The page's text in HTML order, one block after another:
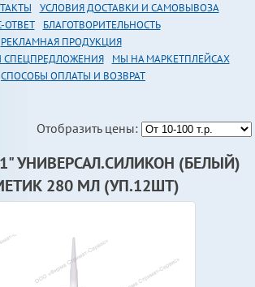
УСЛОВИЯ ДОСТАВКИ И САМОВЫВОЗА
ОТВЕТ
БЛАГОТВОРИТЕЛЬНОСТЬ
РЕКЛАМНАЯ ПРОДУКЦИЯ
СПЕЦПРЕДЛОЖЕНИЯ
МЫ НА МАРКЕТПЛЕЙСАХ
СПОСОБЫ ОПЛАТЫ И ВОЗВРАТ
Отобразить цены:
УНИВЕРСАЛ.СИЛИКОН (БЕЛЫЙ)
280 МЛ (УП.12ШТ)